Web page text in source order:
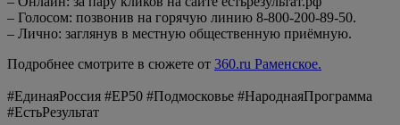
– Голосом: позвонив на горячую линию 8-800-200-89-50.
– Лично: заглянув в местную общественную приёмную.
Подробнее смотрите в сюжете от 360.ru Раменское.
#ЕдинаяРоссия #ЕР50 #Подмосковье #НароднаяПрограмма
#ЕстьРезультат